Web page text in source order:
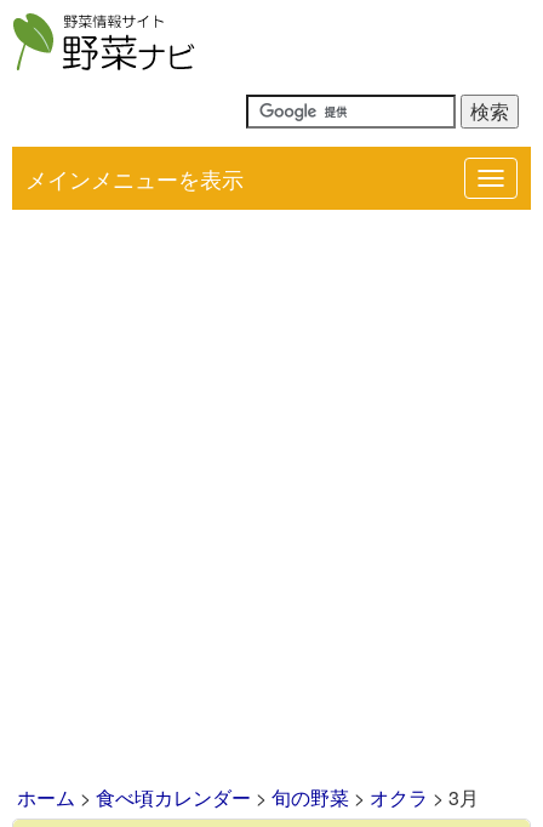
メインメニューを表示
ホーム > 食べ頃カレンダー > 旬の野菜 > オクラ > 3月